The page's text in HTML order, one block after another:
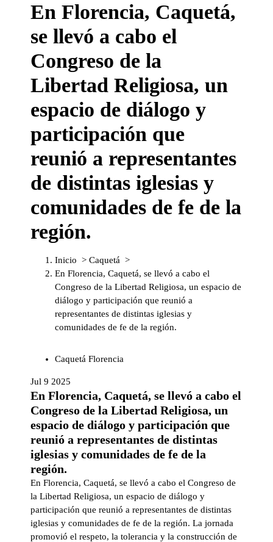
En Florencia, Caquetá,
se llevó a cabo el
Congreso de la
Libertad Religiosa, un
espacio de diálogo y
participación que
reunió a representantes
de distintas iglesias y
comunidades de fe de la
región.
Inicio > Caquetá >
En Florencia, Caquetá, se llevó a cabo el
Congreso de la Libertad Religiosa, un espacio de
diálogo y participación que reunió a
representantes de distintas iglesias y
comunidades de fe de la región.
Caquetá Florencia
Jul 9 2025
En Florencia, Caquetá, se llevó a cabo el
Congreso de la Libertad Religiosa, un
espacio de diálogo y participación que
reunió a representantes de distintas
iglesias y comunidades de fe de la
región.
En Florencia, Caquetá, se llevó a cabo el Congreso de
la Libertad Religiosa, un espacio de diálogo y
participación que reunió a representantes de distintas
iglesias y comunidades de fe de la región. La jornada
promovió el respeto, la tolerancia y la construcción de